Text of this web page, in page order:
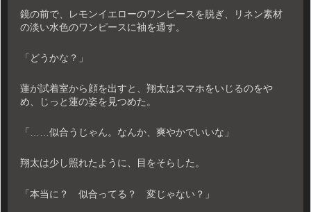
鏡の前で、レモンイエローのワンピースを脱ぎ、リネン素材
の淡い水色のワンピースに袖を通す。
「どうかな？」
蓮が試着室から顔を出すと、翔太はスマホをいじるのをや
め、じっと蓮の姿を見つめた。
「……似合うじゃん。なんか、爽やかでいいな」
翔太は少し照れたように、目をそらした。
「本当に？ 似合ってる？ 変じゃない？」